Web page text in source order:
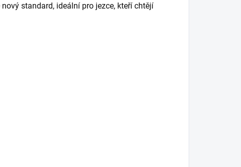
standard, ideální pro jezce, kteří chtějí